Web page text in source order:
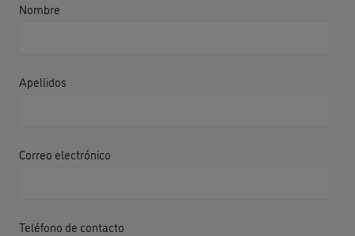
Nombre
Apellidos
Correo electrónico
Teléfono de contacto